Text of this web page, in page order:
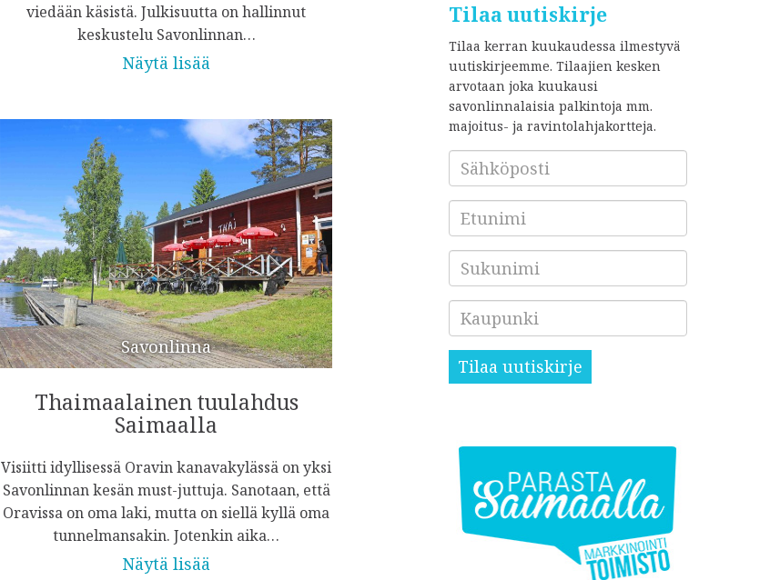
viedään käsistä. Julkisuutta on hallinnut
keskustelu Savonlinnan…
Näytä lisää
Savonlinna
Thaimaalainen tuulahdus
Saimaalla
Visiitti idyllisessä Oravin kanavakylässä on yksi
Savonlinnan kesän must-juttuja. Sanotaan, että
Oravissa on oma laki, mutta on siellä kyllä oma
tunnelmansakin. Jotenkin aika…
Näytä lisää
Tilaa uutiskirje
Tilaa kerran kuukaudessa ilmestyvä
uutiskirjeemme. Tilaajien kesken
arvotaan joka kuukausi
savonlinnalaisia palkintoja mm.
majoitus- ja ravintolahjakortteja.
Sähköposti
Etunimi
Sukunimi
Kaupunki
Tilaa uutiskirje